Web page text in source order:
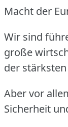
Macht der
Wir sind
große
der
Aber vor
Sicherheit